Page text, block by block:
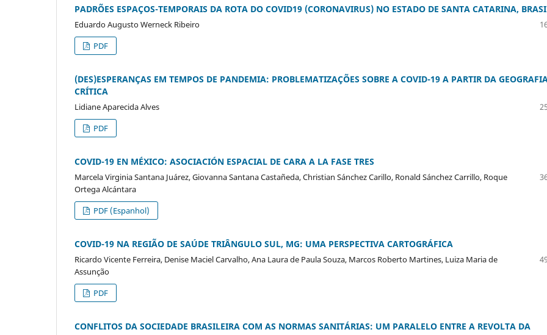
PADRÕES ESPAÇOS-TEMPORAIS DA ROTA DO COVID19 (CORONAVIRUS) NO ESTADO DE SANTA CATARINA,
Eduardo Augusto Werneck Ribeiro
PDF
(DES)ESPERANÇAS EM TEMPOS DE PANDEMIA: PROBLEMATIZAÇÕES SOBRE A COVID-19 A PARTIR DA
CRÍTICA
Lidiane Aparecida Alves
PDF
COVID-19 EN MÉXICO: ASOCIACIÓN ESPACIAL DE CARA A LA FASE TRES
Marcela Virginia Santana Juárez, Giovanna Santana Castañeda, Christian Sánchez Carillo, Ronald Sánchez Carrillo, Roque
Ortega Alcántara
PDF (Espanhol)
COVID-19 NA REGIÃO DE SAÚDE TRIÂNGULO SUL, MG: UMA PERSPECTIVA CARTOGRÁFICA
Ricardo Vicente Ferreira, Denise Maciel Carvalho, Ana Laura de Paula Souza, Marcos Roberto Martines, Luiza Maria de
Assunção
PDF
CONFLITOS DA SOCIEDADE BRASILEIRA COM AS NORMAS SANITÁRIAS: UM PARALELO ENTRE A REVOLTA DA